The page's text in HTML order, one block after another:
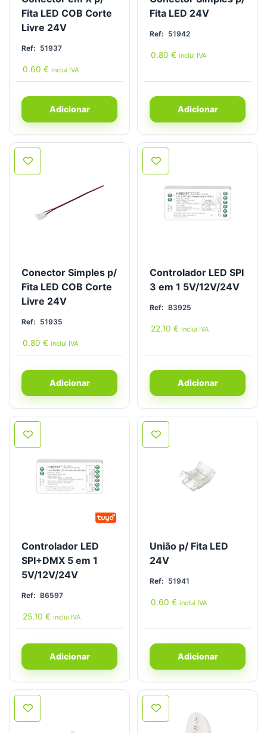
Fita LED COB Corte
Livre 24V
Ref: 51937
0.60 € inclui IVA
Adicionar
Fita LED 24V
Ref: 51942
0.80 € inclui IVA
Adicionar
Conector Simples p/
Fita LED COB Corte
Livre 24V
Ref: 51935
0.80 € inclui IVA
Adicionar
Controlador LED SPI
3 em 1 5V/12V/24V
Ref: B3925
22.10 € inclui IVA
Adicionar
Controlador LED
SPI+DMX 5 em 1
5V/12V/24V
Ref: B6597
25.10 € inclui IVA
Adicionar
União p/ Fita LED
24V
Ref: 51941
0.60 € inclui IVA
Adicionar